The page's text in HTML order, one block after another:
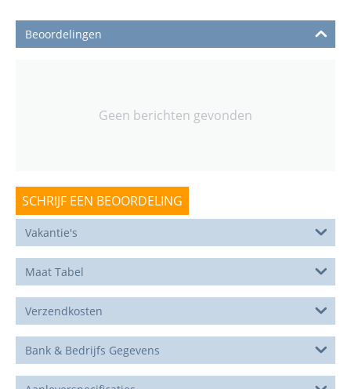
Beoordelingen
Geen berichten gevonden
SCHRIJF EEN BEOORDELING
Vakantie's
Maat Tabel
Verzendkosten
Bank & Bedrijfs Gegevens